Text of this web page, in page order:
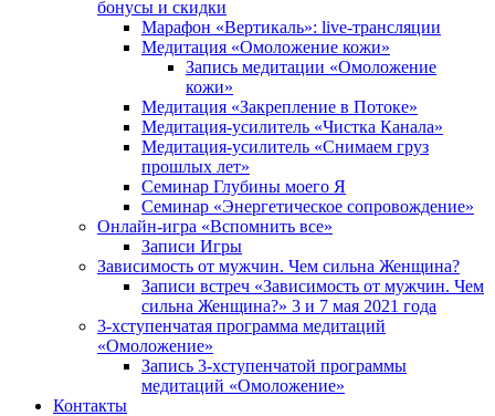
бонусы и скидки
Марафон «Вертикаль»: live-трансляции
Медитация «Омоложение кожи»
Запись медитации «Омоложение
кожи»
Медитация «Закрепление в Потоке»
Медитация-усилитель «Чистка Канала»
Медитация-усилитель «Снимаем груз
прошлых лет»
Семинар Глубины моего Я
Семинар «Энергетическое сопровождение»
Онлайн-игра «Вспомнить все»
Записи Игры
Зависимость от мужчин. Чем сильна Женщина?
Записи встреч «Зависимость от мужчин. Чем
сильна Женщина?» 3 и 7 мая 2021 года
3-хступенчатая программа медитаций
«Омоложение»
Запись 3-хступенчатой программы
медитаций «Омоложение»
Контакты